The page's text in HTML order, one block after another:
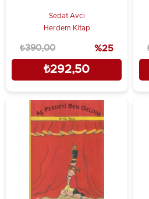
Sedat Avcı
Herdem Kitap
₺292,50
₺390,00 %25